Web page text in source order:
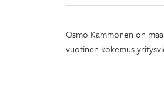
Osmo Kammonen on
vuotinen kokemus